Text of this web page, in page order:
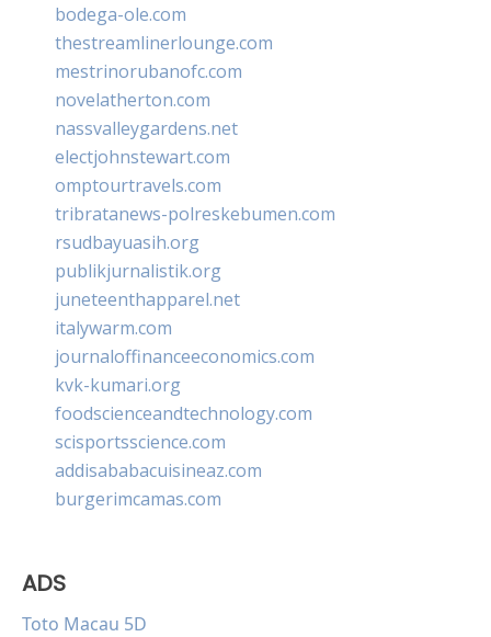
bodega-ole.com
thestreamlinerlounge.com
mestrinorubanofc.com
novelatherton.com
nassvalleygardens.net
electjohnstewart.com
omptourtravels.com
tribratanews-polreskebumen.com
rsudbayuasih.org
publikjurnalistik.org
juneteenthapparel.net
italywarm.com
journaloffinanceeconomics.com
kvk-kumari.org
foodscienceandtechnology.com
scisportsscience.com
addisababacuisineaz.com
burgerimcamas.com
ADS
Toto Macau 5D